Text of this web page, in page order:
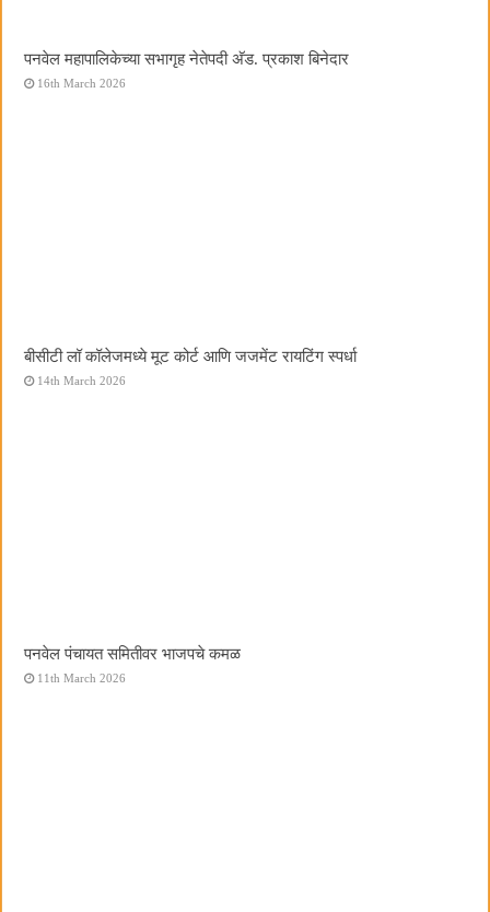
पनवेल महापालिकेच्या सभागृह नेतेपदी अ‍ॅड. प्रकाश बिनेदार
16th March 2026
बीसीटी लॉ कॉलेजमध्ये मूट कोर्ट आणि जजमेंट रायटिंग स्पर्धा
14th March 2026
पनवेल पंचायत समितीवर भाजपचे कमळ
11th March 2026